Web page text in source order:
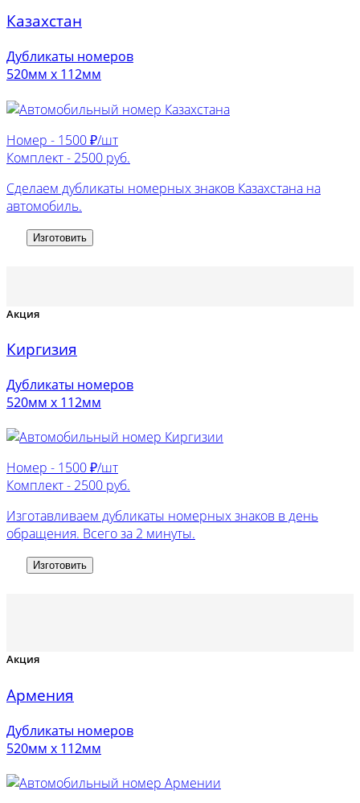
Казахстан
Дубликаты номеров
520мм х 112мм
Номер - 1500 ₽/шт
Комплект - 2500 руб.
Сделаем дубликаты номерных знаков Казахстана на
автомобиль.
Изготовить
Акция
Киргизия
Дубликаты номеров
520мм х 112мм
Номер - 1500 ₽/шт
Комплект - 2500 руб.
Изготавливаем дубликаты номерных знаков в день
обращения. Всего за 2 минуты.
Изготовить
Акция
Армения
Дубликаты номеров
520мм х 112мм